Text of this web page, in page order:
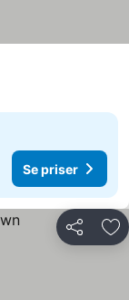
Se priser
Del